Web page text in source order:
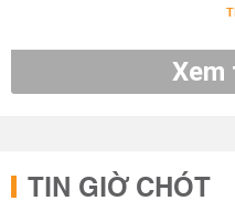
Xem
TIN GIỜ CHÓT